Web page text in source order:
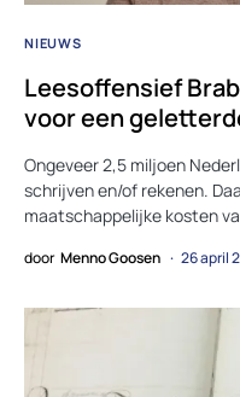
NIEUWS
Leesoffensief
voor een
Ongeveer 2,5 miljoen
schrijven en/of rekenen.
maatschappelijke kosten
door Menno Goosen 26 april